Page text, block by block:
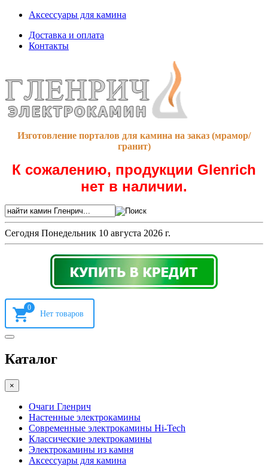
Аксессуары для камина
Доставка и оплата
Контакты
Изготовление порталов для камина на заказ (мрамор/
гранит)
К сожалению, продукции Glenrich
нет в наличии.
Сегодня Понедельник 10 августа 2026 г.
0
Каталог
×
Очаги Гленрич
Настенные электрокамины
Современные электрокамины Hi-Tech
Классические электрокамины
Электрокамины из камня
Аксессуары для камина